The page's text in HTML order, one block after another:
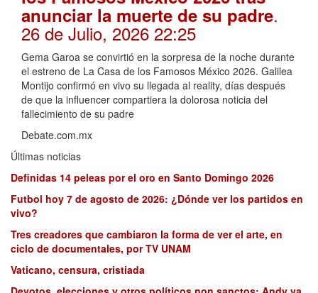
anunciar la muerte de su padre.
26 de Julio, 2026 22:25
Gema Garoa se convirtió en la sorpresa de la noche durante
el estreno de La Casa de los Famosos México 2026. Galilea
Montijo confirmó en vivo su llegada al reality, días después
de que la influencer compartiera la dolorosa noticia del
fallecimiento de su padre
Debate.com.mx
Últimas noticias
Definidas 14 peleas por el oro en Santo Domingo 2026
Futbol hoy 7 de agosto de 2026: ¿Dónde ver los partidos en
vivo?
Tres creadores que cambiaron la forma de ver el arte, en
ciclo de documentales, por TV UNAM
Vaticano, censura, cristiada